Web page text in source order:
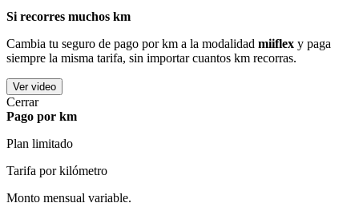
Si recorres muchos km
Cambia tu seguro de pago por km a la modalidad miiflex y paga
siempre la misma tarifa, sin importar cuantos km recorras.
Ver video
Cerrar
Pago por km
Plan limitado
Tarifa por kilómetro
Monto mensual variable.